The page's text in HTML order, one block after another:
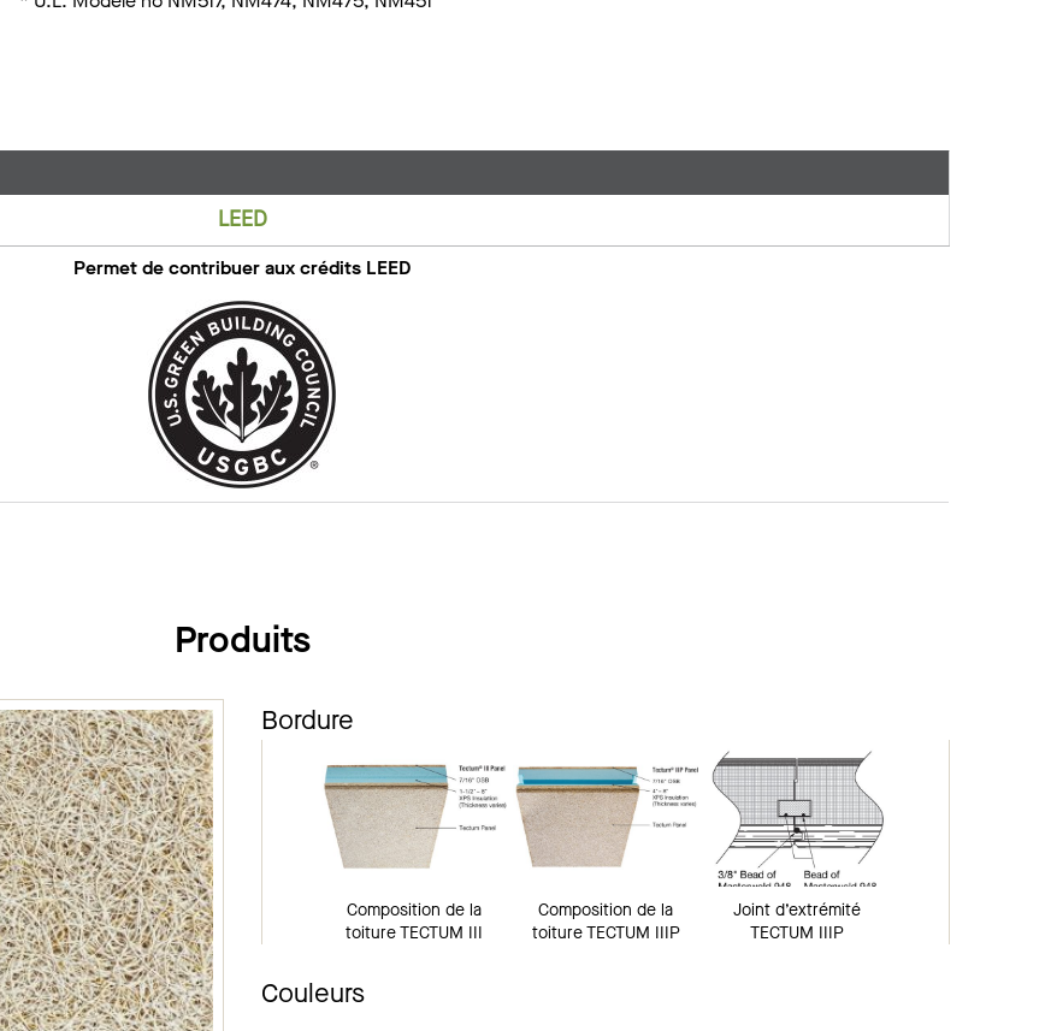
LEED
Permet de contribuer aux crédits LEED
Produits
Bordure
Composition de la
toiture TECTUM III
Composition de la
toiture TECTUM IIIP
Joint d’extrémité
TECTUM IIIP
Couleurs